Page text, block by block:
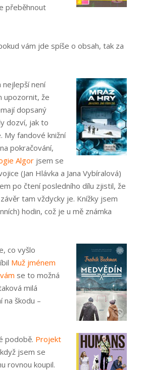
přeběhnout
vám jde spíše o obsah, tak za
není
upozornit, že
dopsaný
dozví, jak to
My fandové knižní
pokračování,
Algor jsem se
(Jan Hlávka a Jana Vybíralová)
po čtení posledního dílu zjistil, že
tam vždycky je. Knížky jsem
hodin, což je u mě známka
co vyšlo
Muž jménem
se to možná
milá
na škodu –
podobě. Projekt
jsem se
rovnou koupil.